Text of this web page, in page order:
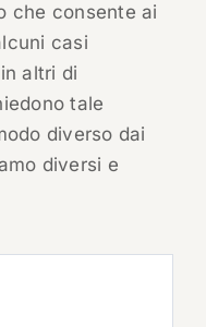
che consente ai
casi
altri di
tale
diverso dai
diversi e